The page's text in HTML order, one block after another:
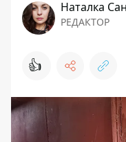
Наталка
РЕДАКТОР
👍